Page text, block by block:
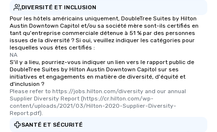
DIVERSITÉ ET INCLUSION
Pour les hôtels américains uniquement, DoubleTree Suites by Hilton
Austin Downtown Capitol et/ou sa société mère sont-ils certifiés en
tant qu'entreprise commerciale détenue à 51 % par des personnes
issues de la diversité ? Si oui, veuillez indiquer les catégories pour
lesquelles vous êtes certifiés :
NA
S'il y a lieu, pourriez-vous indiquer un lien vers le rapport public de
DoubleTree Suites by Hilton Austin Downtown Capitol sur ses
initiatives et engagements en matière de diversité, d'équité et
d'inclusion ?
Please refer to https://jobs.hilton.com/diversity and our annual
Supplier Diversity Report (https://cr.hilton.com/wp-
content/uploads/2021/03/Hilton-2020-Supplier-Diversity-
Report.pdf).
SANTÉ ET SÉCURITÉ